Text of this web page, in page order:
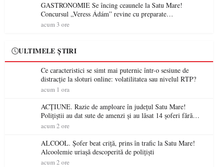
GASTRONOMIE Se încing ceaunele la Satu Mare!
Concursul „Veress Ádám” revine cu preparate
spectaculoase, premii și un jurat de renume
acum 3 ore
ULTIMELE ȘTIRI
Ce caracteristici se simt mai puternic într-o sesiune de
distracție la sloturi online: volatilitatea sau nivelul RTP?
acum 1 ora
ACȚIUNE. Razie de amploare în județul Satu Mare!
Polițiștii au dat sute de amenzi și au lăsat 14 șoferi fără
permis într-o singură zi
acum 2 ore
ALCOOL. Șofer beat criță, prins în trafic la Satu Mare!
Alcoolemie uriașă descoperită de polițiști
acum 2 ore